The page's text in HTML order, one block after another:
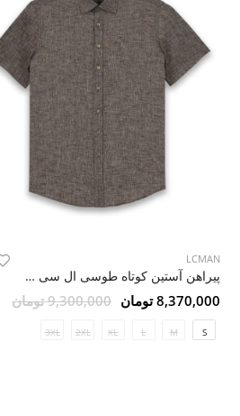
LCMAN
پیراهن آستین کوتاه طوسی ال سی من 15
8,370,000 تومان 9,300,000 تومان
S
M
L
XL
2XL
3XL